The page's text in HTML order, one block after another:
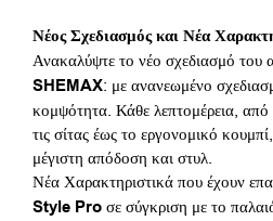
Νέος Σχεδιασμός και Νέα
Ανακαλύψτε το νέο σχεδιασμό του
SHEMAX: με ανανεωμένο
κομψότητα. Κάθε λεπτομέρεια, από
τις σίτας έως το εργονομικό
μέγιστη απόδοση και στυλ.
Νέα Χαρακτηριστικά που έχουν
Style Pro σε σύγκριση με το